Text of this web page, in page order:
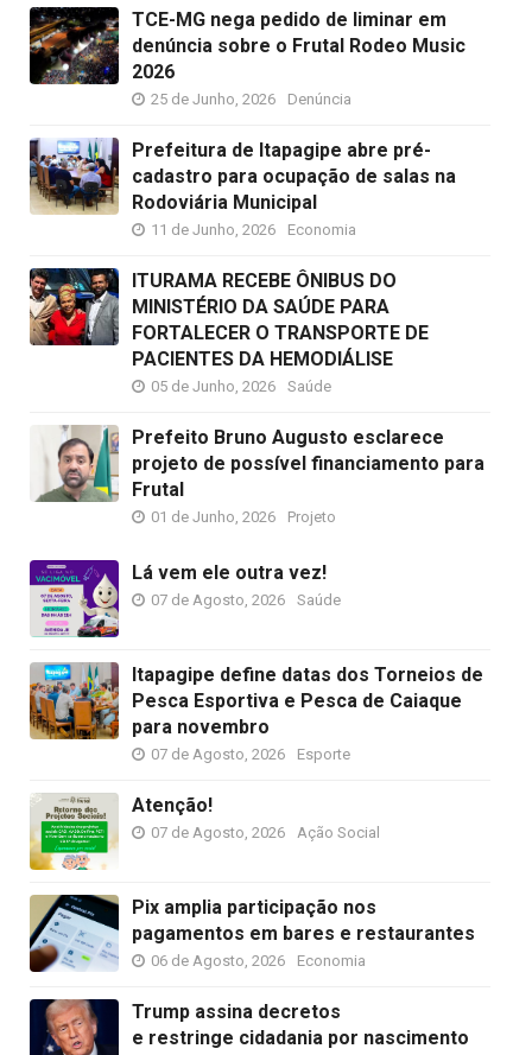
TCE-MG nega pedido de liminar em
denúncia sobre o Frutal Rodeo Music
2026
25 de Junho, 2026 Denúncia
Prefeitura de Itapagipe abre pré-
cadastro para ocupação de salas na
Rodoviária Municipal
11 de Junho, 2026 Economia
ITURAMA RECEBE ÔNIBUS DO
MINISTÉRIO DA SAÚDE PARA
FORTALECER O TRANSPORTE DE
PACIENTES DA HEMODIÁLISE
05 de Junho, 2026 Saúde
Prefeito Bruno Augusto esclarece
projeto de possível financiamento para
Frutal
01 de Junho, 2026 Projeto
Lá vem ele outra vez!
07 de Agosto, 2026 Saúde
Itapagipe define datas dos Torneios de
Pesca Esportiva e Pesca de Caiaque
para novembro
07 de Agosto, 2026 Esporte
Atenção!
07 de Agosto, 2026 Ação Social
Pix amplia participação nos
pagamentos em bares e restaurantes
06 de Agosto, 2026 Economia
Trump assina decretos
e restringe cidadania por nascimento